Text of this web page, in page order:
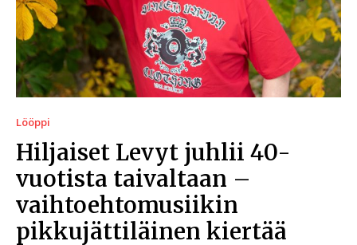
Lööppi
Hiljaiset Levyt juhlii 40-
vuotista taivaltaan –
vaihtoehtomusiikin
pikkujättiläinen kiertää